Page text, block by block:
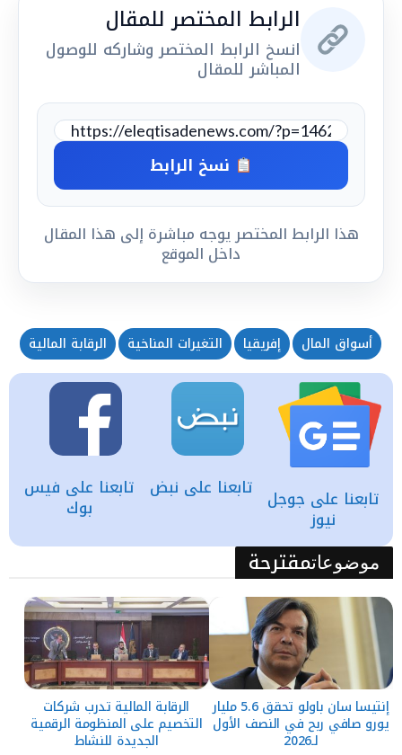
الرابط المختصر للمقال
انسخ الرابط المختصر وشاركه للوصول
المباشر للمقال
نسخ الرابط
هذا الرابط المختصر يوجه مباشرة إلى هذا المقال
داخل الموقع
أسواق المال إفريقيا التغيرات المناخية الرقابة المالية
تابعنا على فيس
بوك
تابعنا على نبض تابعنا على جوجل
نيوز
موضوعاتمقترحة
إنتيسا سان باولو تحقق 5.6 مليار
يورو صافي ربح في النصف الأول
لـ2026
الرقابة المالية تدرب شركات
التخصيم على المنظومة الرقمية
الجديدة للنشاط